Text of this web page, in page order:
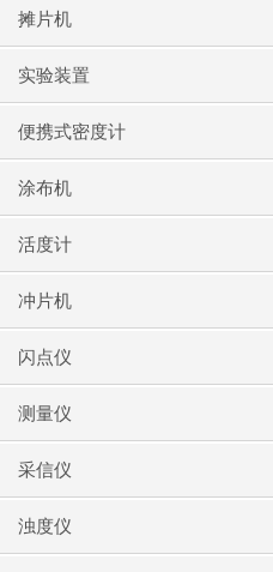
摊片机
实验装置
便携式密度计
涂布机
活度计
冲片机
闪点仪
测量仪
采信仪
浊度仪